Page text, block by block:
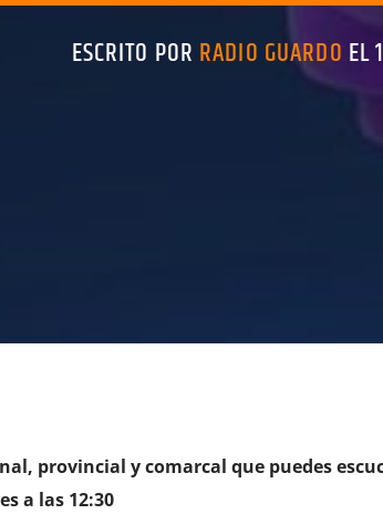
ESCRITO POR RADIO GUARDO EL
provincial y comarcal que puedes
a las 12:30